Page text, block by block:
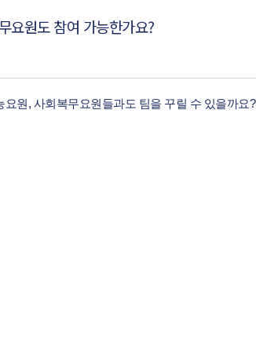
요원도 참여 가능한가요?
원, 사회복무요원들과도 팀을 꾸릴 수 있을까요?